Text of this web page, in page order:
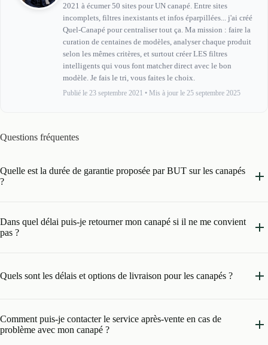
2021 à écumer 50 sites pour UN canapé. Entre sites
incomplets, filtres inexistants et infos éparpillées... j'ai créé
Quel-Canapé pour centraliser tout ça. Ma mission : faire la
curation de centaines de modèles, analyser chaque produit
selon les mêmes critères, et surtout créer LES filtres
intelligents qui vous font matcher direct avec le bon
modèle. Je fais le tri, vous faites le choix.
Publié le 23 septembre 2021 • Mis à jour le 25 septembre 2025
Questions fréquentes
Quelle est la durée de garantie proposée par BUT sur les canapés
?
Dans quel délai puis-je retourner mon canapé si il ne me convient
pas ?
Quels sont les délais et options de livraison pour les canapés ?
Comment puis-je contacter le service après-vente en cas de
problème avec mon canapé ?